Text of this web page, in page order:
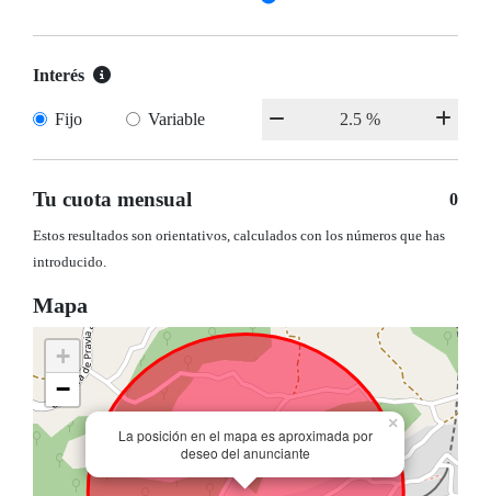
Interés
Fijo Variable
Tu cuota mensual 0
Estos resultados son orientativos, calculados con los números que has
introducido.
Mapa
La posición en el mapa es aproximada por
deseo del anunciante
×
+
−